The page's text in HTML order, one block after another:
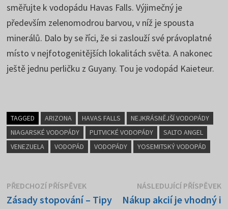
směřujte k vodopádu Havas Falls. Výjimečný je
především zelenomodrou barvou, v níž je spousta
minerálů. Dalo by se říci, že si zaslouží své právoplatné
místo v nejfotogenitějších lokalitách světa. A nakonec
ještě jednu perličku z Guyany. Tou je vodopád Kaieteur.
TAGGED ARIZONA HAVAS FALLS
NEJKRÁSNĚJŠÍ VODOPÁDY
NIAGARSKÉ VODOPÁDY
PLITVICKÉ VODOPÁDY
SALTO ANGEL
VENEZUELA
VODOPÁD VODOPÁDY YOSEMITSKÝ VODOPÁD
Navigace
PŘEDCHOZÍ PŘÍSPĚVEK
příspěvek:
Zásady stopování – Tipy
NÁSLEDUJÍCÍ PŘÍSPĚVEK
Nákup akcií je vhodný i